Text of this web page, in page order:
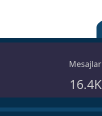
Mesajlar
16.4K